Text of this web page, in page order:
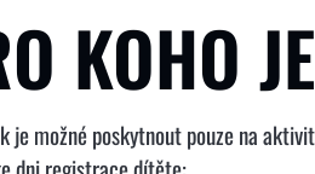
KOHO
je možné poskytnout pouze na